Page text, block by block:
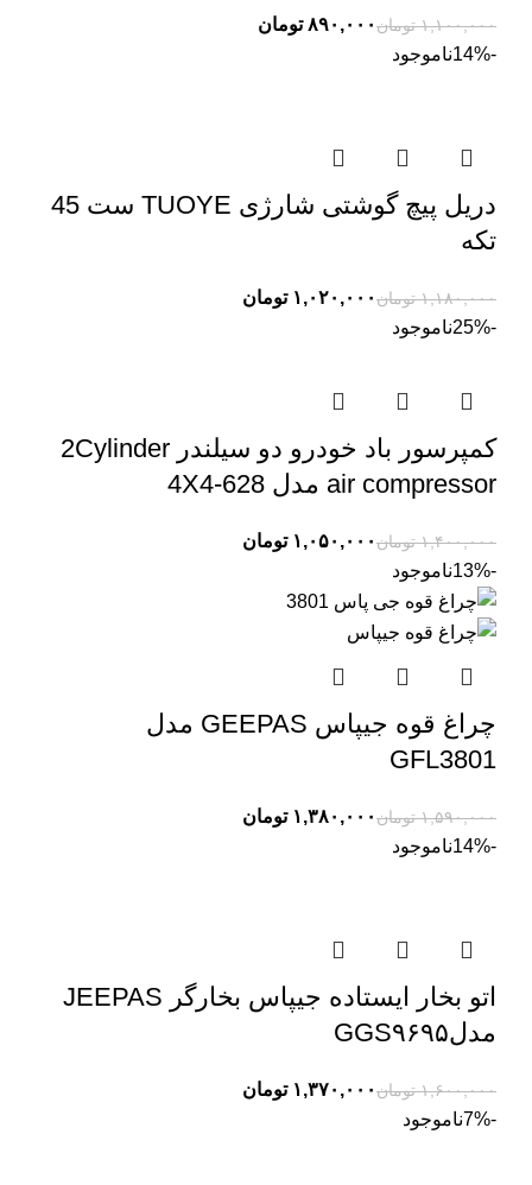
۱,۱۰۰,۰۰۰ تومان۸۹۰,۰۰۰ تومان
-14%
ناموجود
دریل پیچ گوشتی شارژی TUOYE ست 45
تکه
۱,۱۸۰,۰۰۰ تومان۱,۰۲۰,۰۰۰ تومان
-25%
ناموجود
کمپرسور باد خودرو دو سیلندر 2Cylinder
air compressor مدل 628-4X4
۱,۴۰۰,۰۰۰ تومان۱,۰۵۰,۰۰۰ تومان
-13%
ناموجود
چراغ قوه جیپاس GEEPAS مدل
GFL3801
۱,۵۹۰,۰۰۰ تومان۱,۳۸۰,۰۰۰ تومان
-14%
ناموجود
اتو بخار ایستاده جیپاس بخارگر JEEPAS
مدلGGS۹۶۹۵
۱,۶۰۰,۰۰۰ تومان۱,۳۷۰,۰۰۰ تومان
-7%
ناموجود